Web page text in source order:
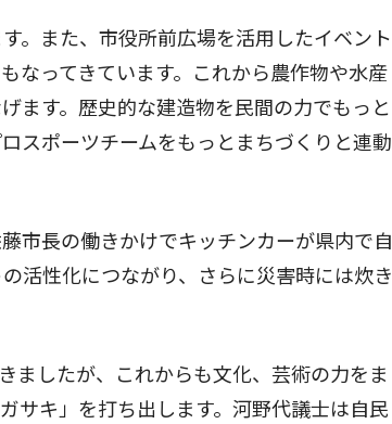
。また、市役所前広場を活用したイベント
なってきています。これから農作物や水産
ます。歴史的な建造物を民間の力でもっと
スポーツチームをもっとまちづくりと連動
市長の働きかけでキッチンカーが県内で自
活性化につながり、さらに災害時には炊き
したが、これからも文化、芸術の力をま
サキ」を打ち出します。河野代議士は自民